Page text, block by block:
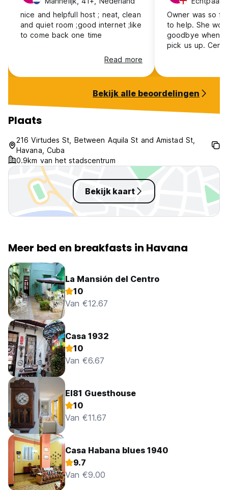
nice and helpfull host ; neat, clean
and quiet room ;good internet ;like
to come back one time
Read more
Owner was so
to help. She
goodbye when
pick us up.
safe. Would
Bekijk alle beoordelingen
Plaats
216 Virtudes St, Between Aquila St and Amistad St,
Havana, Cuba
0.9km van het stadscentrum
Bekijk kaart
Meer bed en breakfasts in Havana
La Mansión del Centro
10
Van €12.67
Casa 1932
10
Van €6.67
El81 Guesthouse
10
Van €11.67
Casa Habana blues 1940
9.7
Van €9.00